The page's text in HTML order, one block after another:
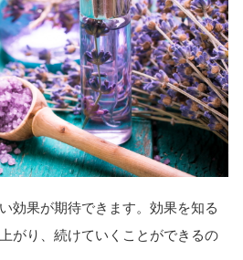
効果が期待できます。効果を知る
がり、続けていくことができるの